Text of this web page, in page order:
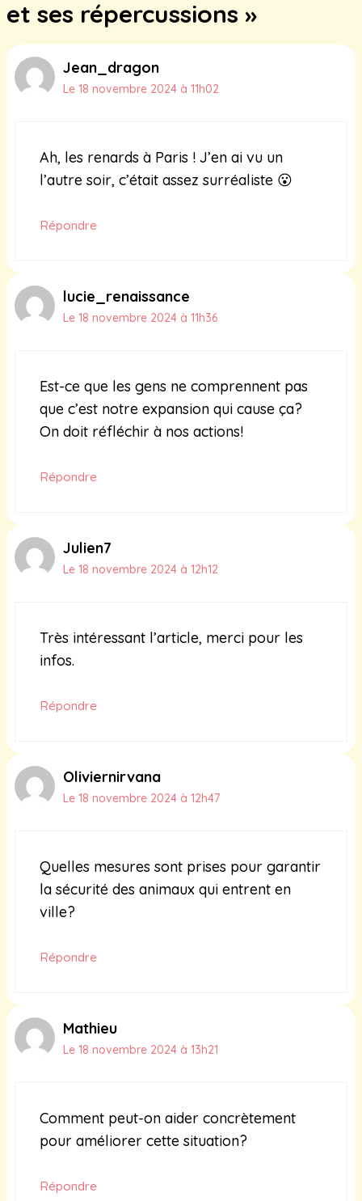
et ses répercussions »
Jean_dragon
Le 18 novembre 2024 à 11h02
Ah, les renards à Paris ! J’en ai vu un
l’autre soir, c’était assez surréaliste 😮
Répondre
lucie_renaissance
Le 18 novembre 2024 à 11h36
Est-ce que les gens ne comprennent pas
que c’est notre expansion qui cause ça?
On doit réfléchir à nos actions!
Répondre
Julien7
Le 18 novembre 2024 à 12h12
Très intéressant l’article, merci pour les
infos.
Répondre
Oliviernirvana
Le 18 novembre 2024 à 12h47
Quelles mesures sont prises pour garantir
la sécurité des animaux qui entrent en
ville?
Répondre
Mathieu
Le 18 novembre 2024 à 13h21
Comment peut-on aider concrètement
pour améliorer cette situation?
Répondre